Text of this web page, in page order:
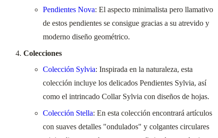
Pendientes Nova: El aspecto minimalista pero llamativo
de estos pendientes se consigue gracias a su atrevido y
moderno diseño geométrico.
Colecciones
Colección Sylvia: Inspirada en la naturaleza, esta
colección incluye los delicados Pendientes Sylvia, así
como el intrincado Collar Sylvia con diseños de hojas.
Colección Stella: En esta colección encontrará artículos
con suaves detalles "ondulados" y colgantes circulares